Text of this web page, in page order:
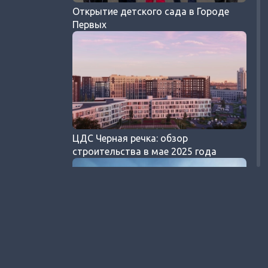
Открытие детского сада в Городе
Первых
ЦДС Черная речка: обзор
строительства в мае 2025 года